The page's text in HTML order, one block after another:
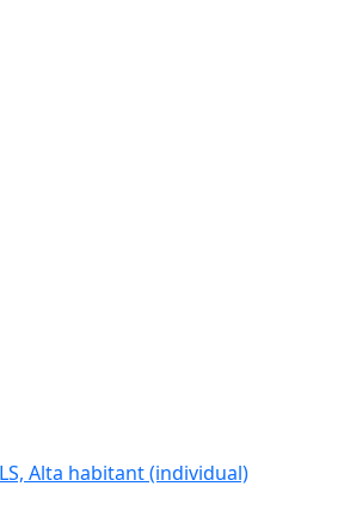
Alta habitant (individual)